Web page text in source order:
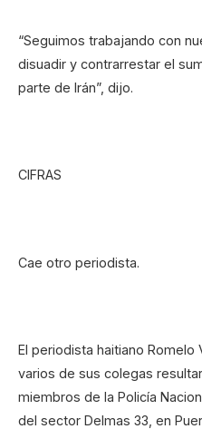
“Seguimos trabajando con
disuadir y contrarrestar el
parte de Irán”, dijo.
CIFRAS
Cae otro periodista.
El periodista haitiano Romelo
varios de sus colegas
miembros de la Policía
del sector Delmas 33, en